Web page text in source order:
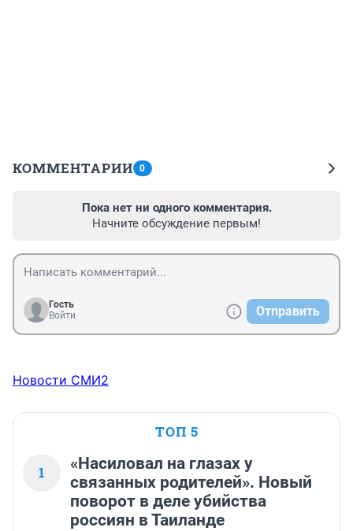
КОММЕНТАРИИ 0
Пока нет ни одного комментария.
Начните обсуждение первым!
Гость
Войти
Отправить
Новости СМИ2
ТОП 5
1
«Насиловал на глазах у
связанных родителей». Новый
поворот в деле убийства
россиян в Таиланде